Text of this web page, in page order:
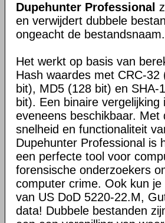
Dupehunter Professional
en verwijdert dubbele
ongeacht de bestandsnaam.
Het werkt op basis van
Hash waardes met CRC-32
bit), MD5 (128 bit) en SHA-
bit). Een binaire vergelijking
eveneens beschikbaar. Met
snelheid en functionaliteit
Dupehunter Professional is
een perfecte tool voor
forensische onderzoekers
computer crime. Ook kun
van US DoD 5220-22.M,
data! Dubbele bestanden